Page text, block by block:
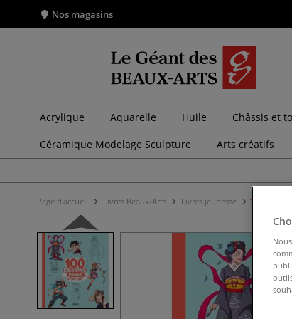
Nos magasins
Acrylique Aquarelle Huile Châssis et
Céramique Modelage Sculpture
Arts créatifs
Page d'accueil Livres Beaux-Arts Livres jeunesse 100